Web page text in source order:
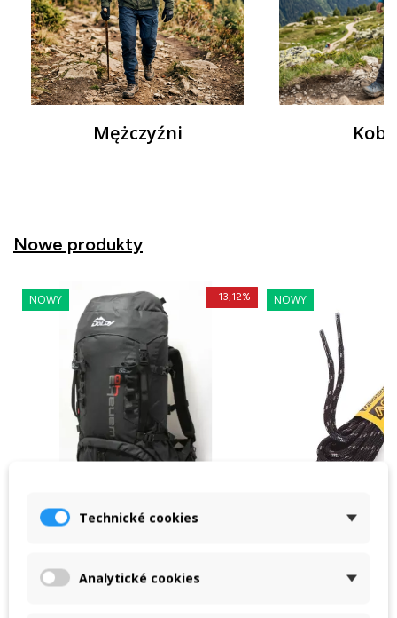
Mężczyźni
Nowe produkty
NOWY
Plecak Doldy Wanaka 40 czarny
-13,12% NOWY
Technické cookies
Analytické cookies